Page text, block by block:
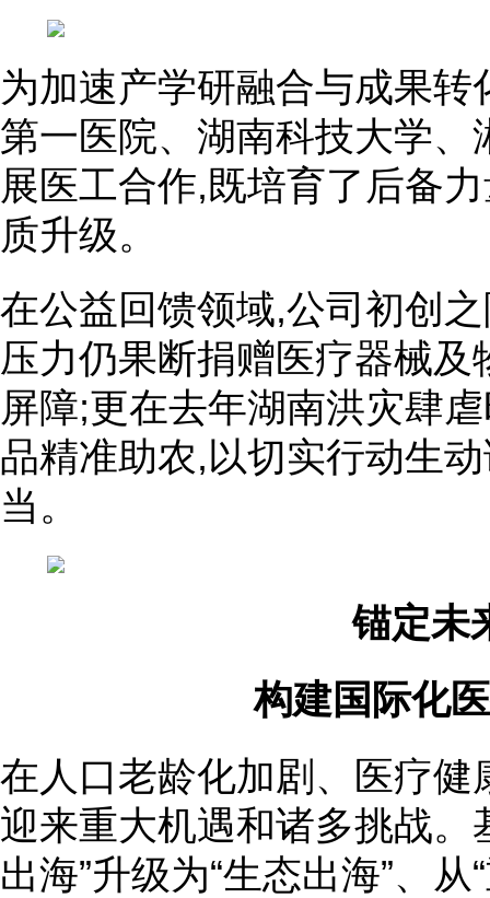
为加速产学研融合与成果
第一医院、湖南科技大学
展医工合作,既培育了后备
质升级。
在公益回馈领域,公司初创
压力仍果断捐赠医疗器械
屏障;更在去年湖南洪灾肆
品精准助农,以切实行动生
当。
锚定未
构建国际化
在人口老龄化加剧、医疗
迎来重大机遇和诸多挑战。
出海”升级为“生态出海”、从